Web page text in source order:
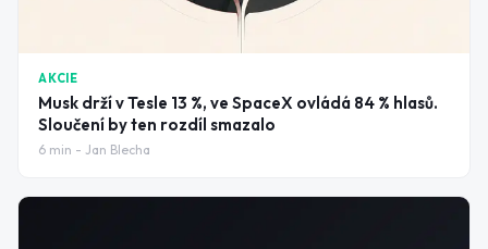
AKCIE
Musk drží v Tesle 13 %, ve SpaceX ovládá 84 % hlasů.
Sloučení by ten rozdíl smazalo
6 min - Jan Blecha